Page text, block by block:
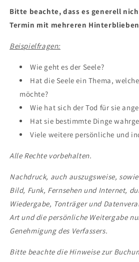
Bitte beachte, dass es generell
Termin mit mehreren
Beispielfragen:
Wie geht es der Seele?
Hat die Seele ein Thema,
möchte?
Wie hat sich der Tod für sie
Hat sie bestimmte Dinge
Viele weitere persönliche und
Alle Rechte vorbehalten.
Nachdruck, auch auszugsweise,
Bild, Funk, Fernsehen und Internet,
Wiedergabe, Tonträger und
Art und die persönliche Weitergabe
Genehmigung des Verfassers.
Bitte beachte die Hinweise zur